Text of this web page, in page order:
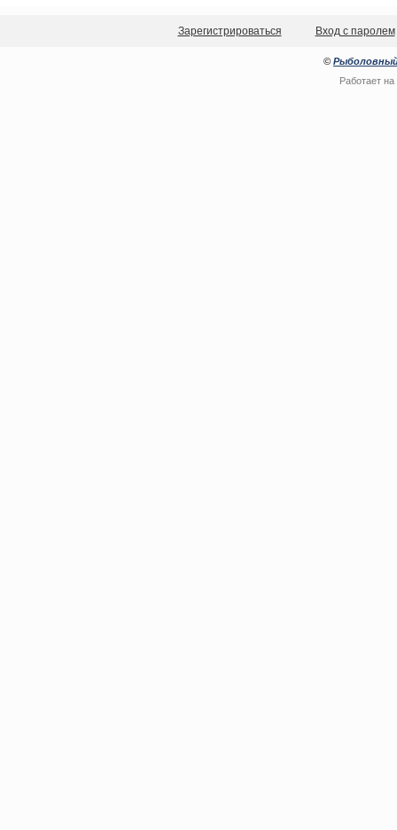
Зарегистрироваться Вход с паролем
© Рыболовный
Работает